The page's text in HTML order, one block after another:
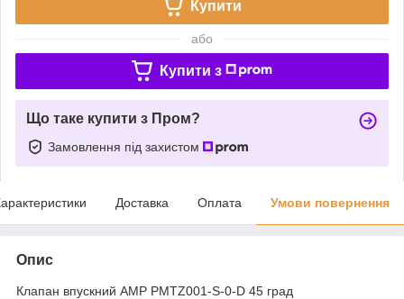
Купити
або
Купити з
Що таке купити з Пром?
Замовлення під захистом
Доставка Оплата Умови повернення
Опис
Клапан впускний AMP PMTZ001-S-0-D 45 град